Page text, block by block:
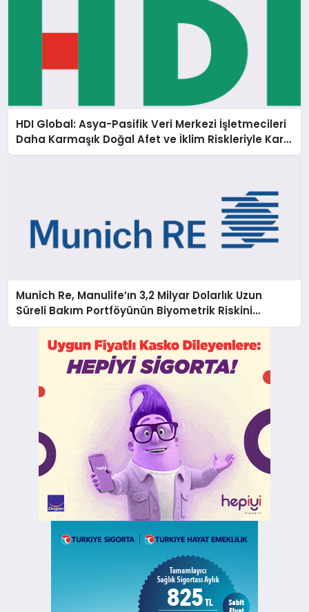
HDI Global: Asya-Pasifik Veri Merkezi İşletmecileri
Daha Karmaşık Doğal Afet ve İklim Riskleriyle Karşı
Karşıya
Munich Re, Manulife’ın 3,2 Milyar Dolarlık Uzun
Süreli Bakım Portföyünün Biyometrik Riskini
Üstleniyor